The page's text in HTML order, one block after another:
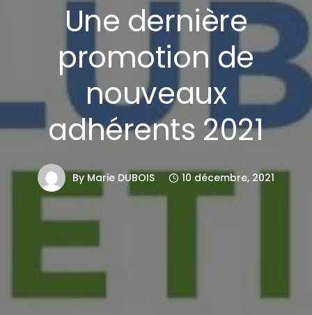
Une dernière
promotion de
nouveaux
adhérents 2021
By Marie DUBOIS 10 décembre, 2021